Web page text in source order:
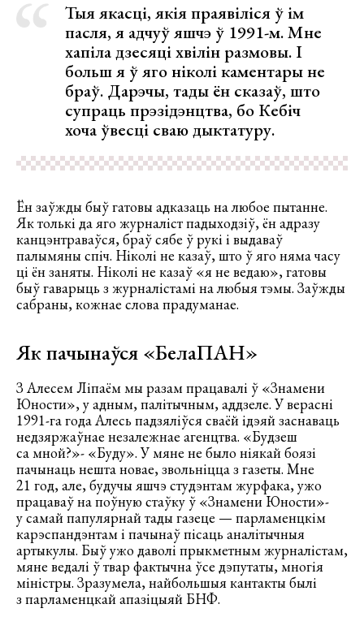
Тыя якасці, якія праявіліся ў ім
пасля, я адчуў яшчэ ў 1991-м. Мне
хапіла дзесяці хвілін размовы. І
больш я ў яго ніколі каментары не
браў. Дарэчы, тады ён сказаў, што
супраць прэзідэнцтва, бо Кебіч
хоча ўвесці сваю дыктатуру.
Ён заўжды быў гатовы адказаць на любое пытанне.
Як толькі да яго журналіст падыходзіў, ён адразу
канцэнтраваўся, браў сябе ў рукі і выдаваў
палымяны спіч. Ніколі не казаў, што ў яго няма часу
ці ён заняты. Ніколі не казаў «я не ведаю», гатовы
быў гаварыць з журналістамі на любыя тэмы. Заўжды
сабраны, кожнае слова прадуманае.
Як пачынаўся «БелаПАН»
З Алесем Ліпаём мы разам працавалі ў «Знамени
Юности», у адным, палітычным, аддзеле. У верасні
1991-га года Алесь падзяліўся сваёй ідэяй заснаваць
недзяржаўнае незалежнае агенцтва. «Будзеш
са мной?»- «Буду». У мяне не было ніякай боязі
пачынаць нешта новае, звольніцца з газеты. Мне
21 год, але, будучы яшчэ студэнтам журфака, ужо
працаваў на поўную стаўку ў «Знамени Юности»-
у самай папулярнай тады газеце — парламенцкім
карэспандэнтам і пачынаў пісаць аналітычныя
артыкулы. Быў ужо даволі прыкметным журналістам,
мяне ведалі ў твар фактычна ўсе дэпутаты, многія
міністры. Зразумела, найбольшыя кантакты былі
з парламенцкай апазіцыяй БНФ.